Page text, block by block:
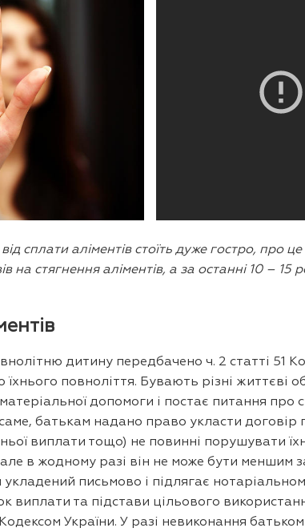
сплати аліментів стоїть дуже гостро, про це
стягнення аліментів, а за останні 10 – 15
дитину передбачено ч. 2 статті 51
повноліття. Бувають різні життєві
допомоги і постає питання про
батькам надано право укласти
виплати тощо) не повинні порушувати
в жодному разі він не може бути меншим
укладений письмово і підлягає
виплати та підстави цільового
України. У разі невиконання